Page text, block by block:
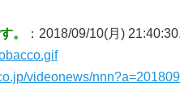
。 ：2018/09/10(月)
videonews/